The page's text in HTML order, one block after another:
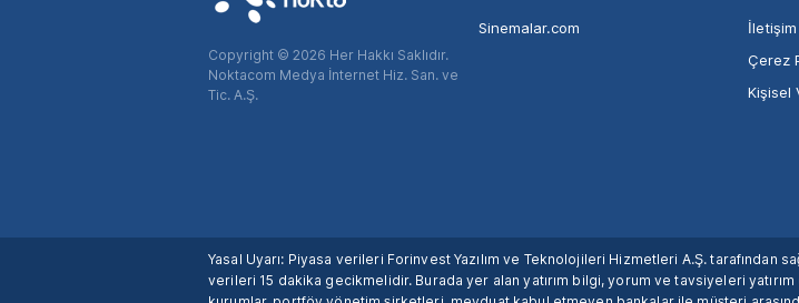
Copyright © 2026 Her Hakkı Saklıdır.
Noktacom Medya İnternet Hiz. San. ve
Tic. A.Ş.
Sinemalar.com
İletişim
Çerez
Kişisel
Yasal Uyarı: Piyasa verileri Forinvest Yazılım ve Teknolojileri Hizmetleri A.Ş.
verileri 15 dakika gecikmelidir. Burada yer alan yatırım bilgi, yorum ve tavsiyeleri yatırım